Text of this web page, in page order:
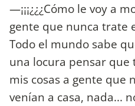
—¡¡¡¿¿¿Cómo le voy a
gente que nunca trate
Todo el mundo sabe
una locura pensar
mis cosas a gente que
venían a casa, nada...